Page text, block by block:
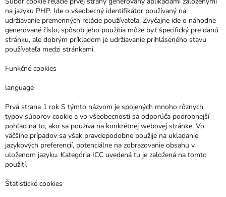
na jazyku PHP. Ide o všeobecný identifikátor používaný na
udržiavanie premenných relácie používateľa. Zvyčajne ide o náhodne
generované číslo, spôsob jeho použitia môže byť špecifický pre danú
stránku, ale dobrým príkladom je udržiavanie prihláseného stavu
používateľa medzi stránkami.
Funkčné cookies
language
Prvá strana 1 rok S týmto názvom je spojených mnoho rôznych
typov súborov cookie a vo všeobecnosti sa odporúča podrobnejší
pohľad na to, ako sa používa na konkrétnej webovej stránke. Vo
väčšine prípadov sa však pravdepodobne použije na ukladanie
jazykových preferencií, potenciálne na zobrazovanie obsahu v
uloženom jazyku. Kategória ICC uvedená tu je založená na tomto
použití.
Štatistické cookies